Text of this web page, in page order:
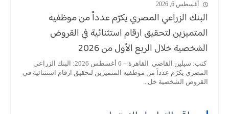
أغسطس 6, 2026
البنك الزراعي المصري يكرّم عدداً من موظفيه
المتميزين لتحقيق ارقام استثنائية في القروض
الشخصية خلال الربع الأول من 2026
كتب: سيلين القاضي القاهرة – 6 أغسطس 2026: البنك الزراعي
المصري يكرّم عدداً من موظفيه المتميزين لتحقيق ارقام استثنائية في
القروض الشخصية خل...